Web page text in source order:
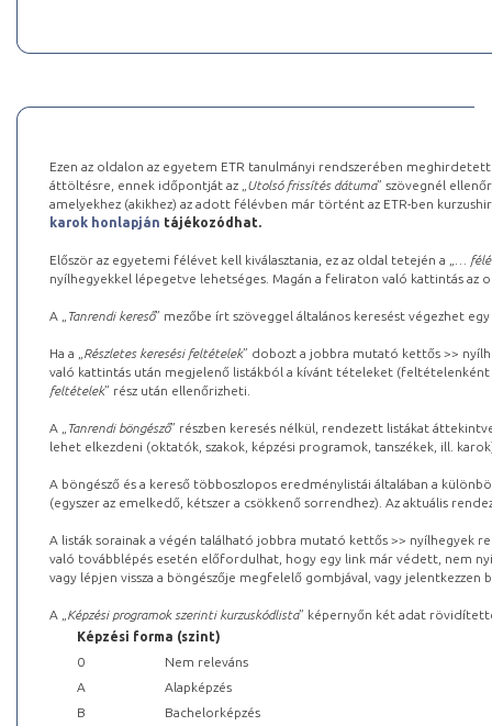
Ezen az oldalon az egyetem ETR tanulmányi rendszerében
áttöltésre, ennek időpontját az „ Utolsó frissítés dátuma” szövegnél
amelyekhez (akikhez) az adott félévben már történt az ETR-ben
karok honlapján tájékozódhat.
Először az egyetemi félévet kell kiválasztania, ez az oldal tetején a „
…
nyílhegyekkel lépegetve lehetséges. Magán a feliraton való kattintás az
A „ Tanrendi kereső” mezőbe írt szöveggel általános keresést végezhet
Ha a „ Részletes keresési feltételek” dobozt a jobbra mutató kettős >>
való kattintás után megjelenő listákból a kívánt tételeket (feltételenként
feltételek” rész után ellenőrizheti.
A „ Tanrendi böngésző” részben keresés nélkül, rendezett listákat
lehet elkezdeni (oktatók, szakok, képzési programok, tanszékek, ill.
A böngésző és a kereső többoszlopos eredménylistái általában a
(egyszer az emelkedő, kétszer a csökkenő sorrendhez). Az aktuális
A listák sorainak a végén található jobbra mutató kettős >> nyílhegyek
való továbblépés esetén előfordulhat, hogy egy link már védett, nem
vagy lépjen vissza a böngészője megfelelő gombjával, vagy
A „ Képzési programok szerinti kurzuskódlista” képernyőn két adat
Képzési forma (szint)
0
Nem releváns
A
Alapképzés
B
Bachelorképzés